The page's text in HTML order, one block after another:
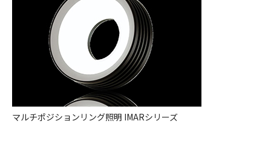
マルチポジションリング照明 IMARシリーズ